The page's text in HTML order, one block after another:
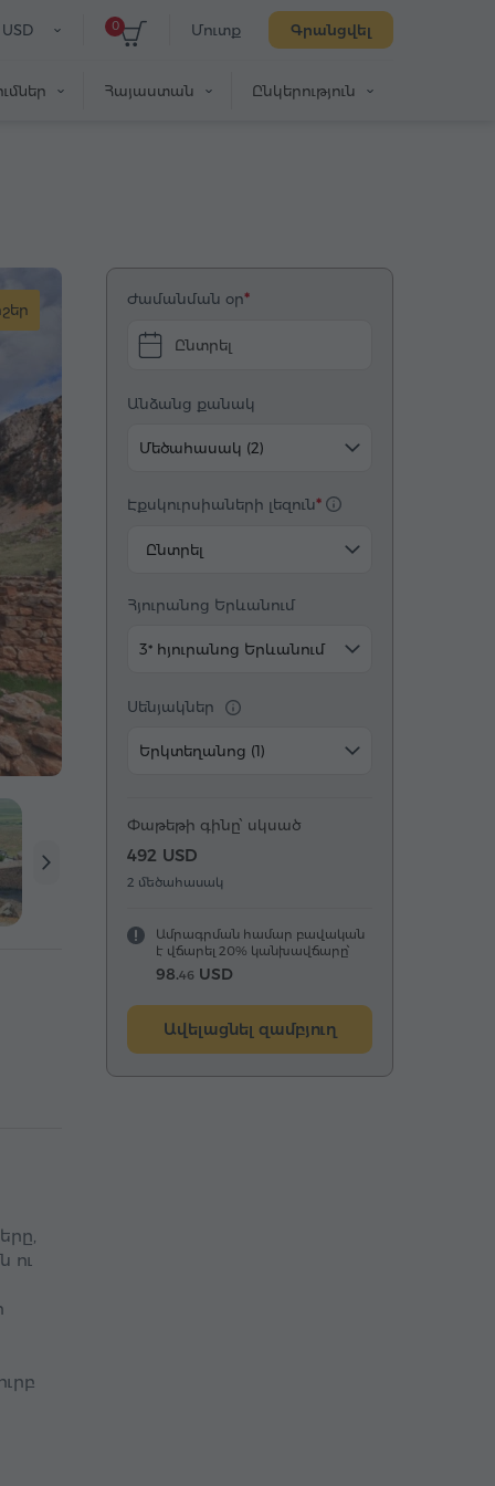
Մուտք Գրանցվել
0
Հայաստան Ընկերություն
ու
Ժամանման օր
Ընտրել
Անձանց քանակ
Մեծահասակ (2)
Էքսկուրսիաների լեզուն
Ընտրել
Հյուրանոց Երևանում
3* հյուրանոց Երևանում
Սենյակներ
Երկտեղանոց (1)
Փաթեթի գինը՝ սկսած
492 USD
2 մեծահասակ
Ամրագրման համար բավական
է վճարել 20% կանխավճարը՝
98.46 USD
Ավելացնել զամբյուղ